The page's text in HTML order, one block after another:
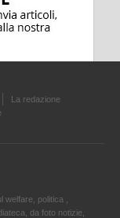
La redazione
politica ,
da foto notizie,